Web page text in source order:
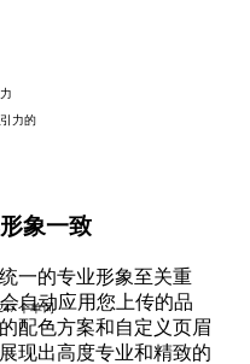
力的
个单词
象一致
一的专业形象至关重
自动应用您上传的品
配色方案和自定义页眉
现出高度专业和精致的